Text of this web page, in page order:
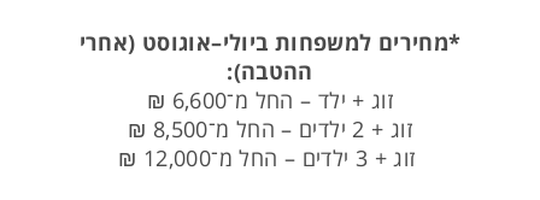
*מחירים למשפחות ביולי–אוגוסט (אחרי
ההטבה):
זוג + ילד – החל מ־6,600 ₪
זוג + 2 ילדים – החל מ־8,500 ₪
זוג + 3 ילדים – החל מ־12,000 ₪